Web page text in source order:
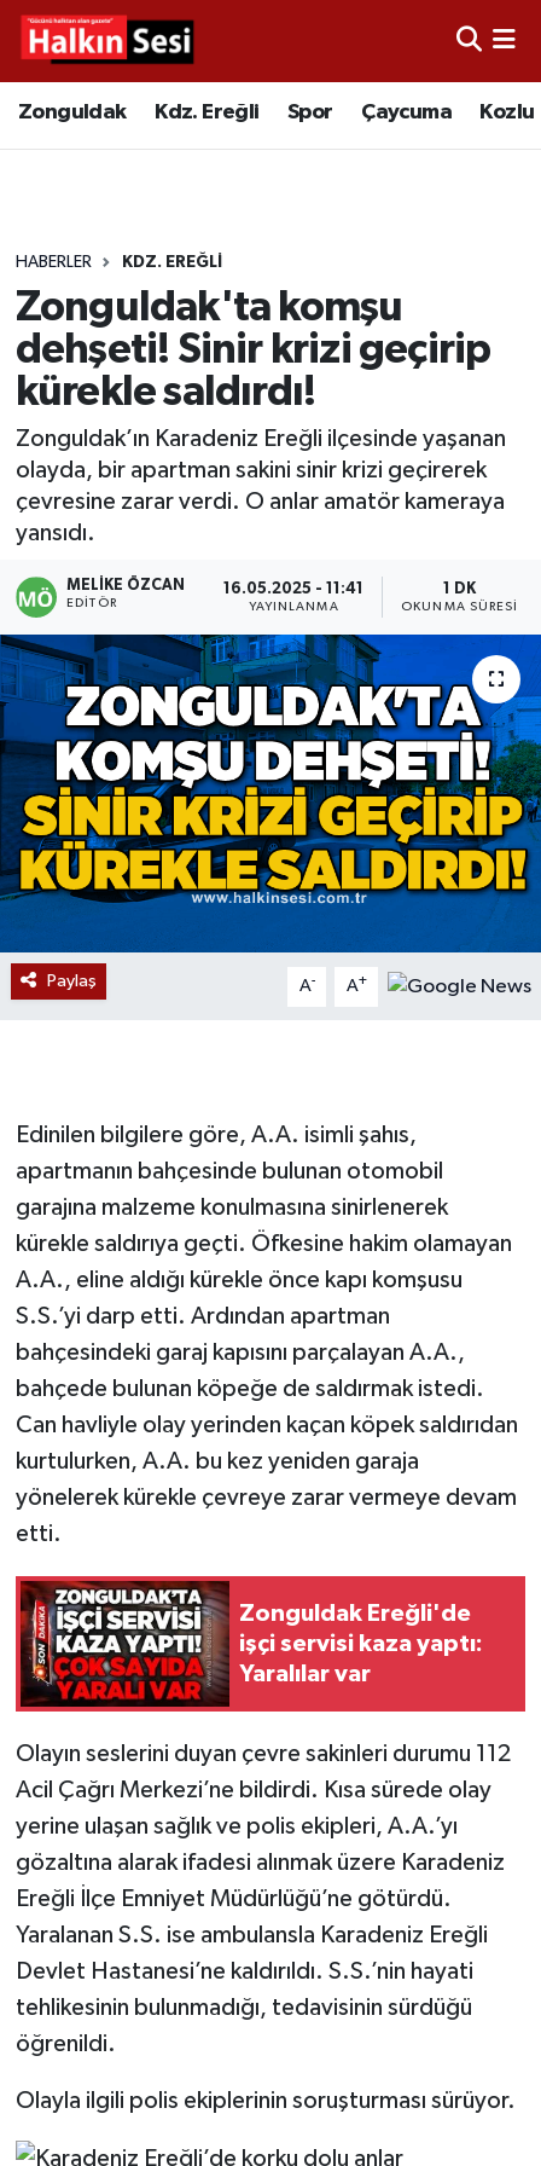
Zonguldak Kdz. Ereğli Spor Çaycuma Kozlu
HABERLER KDZ. EREĞLI
Zonguldak'ta komşu
dehşeti! Sinir krizi geçirip
kürekle saldırdı!
Zonguldak’ın Karadeniz Ereğli ilçesinde yaşanan
olayda, bir apartman sakini sinir krizi geçirerek
çevresine zarar verdi. O anlar amatör kameraya
yansıdı.
MELIKE ÖZCAN
EDITÖR
16.05.2025 - 11:41
YAYINLANMA
1 DK
OKUNMA SÜRESI
Paylaş A- A+
Edinilen bilgilere göre, A.A. isimli şahıs,
apartmanın bahçesinde bulunan otomobil
garajına malzeme konulmasına sinirlenerek
kürekle saldırıya geçti. Öfkesine hakim olamayan
A.A., eline aldığı kürekle önce kapı komşusu
S.S.’yi darp etti. Ardından apartman
bahçesindeki garaj kapısını parçalayan A.A.,
bahçede bulunan köpeğe de saldırmak istedi.
Can havliyle olay yerinden kaçan köpek saldırıdan
kurtulurken, A.A. bu kez yeniden garaja
yönelerek kürekle çevreye zarar vermeye devam
etti.
Zonguldak Ereğli'de
işçi servisi kaza yaptı:
Yaralılar var
Olayın seslerini duyan çevre sakinleri durumu 112
Acil Çağrı Merkezi’ne bildirdi. Kısa sürede olay
yerine ulaşan sağlık ve polis ekipleri, A.A.’yı
gözaltına alarak ifadesi alınmak üzere Karadeniz
Ereğli İlçe Emniyet Müdürlüğü’ne götürdü.
Yaralanan S.S. ise ambulansla Karadeniz Ereğli
Devlet Hastanesi’ne kaldırıldı. S.S.’nin hayati
tehlikesinin bulunmadığı, tedavisinin sürdüğü
öğrenildi.
Olayla ilgili polis ekiplerinin soruşturması sürüyor.
Video
Çaycuma
Alaplı
Asayiş
Bartın
Karabük
Devrek
Bolu
ÇEVRE
BİLİM VE TEKNOLOJİ
DUNYA
Düzce
Eğitim
Gökçebey
GÜNDEM
Kilimli
Kültür - Sanat
MAGAZİN
Politika
Röportaj
Sağlık
SİYASET
Spor
Yaşam
Merkez Hava Durumu
Tüm Manşetler
Son Dakika Haberleri
Haber Arşivi